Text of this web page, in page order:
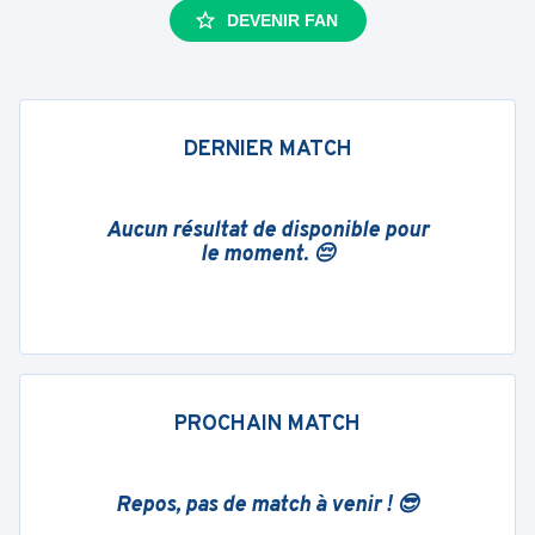
DEVENIR FAN
DERNIER MATCH
Aucun résultat de disponible pour
le moment. 😔
PROCHAIN MATCH
Repos, pas de match à venir ! 😎